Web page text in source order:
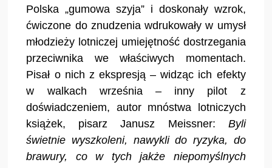
Polska „gumowa szyja” i doskonały wzrok,
ćwiczone do znudzenia wdrukowały w umysł
młodzieży lotniczej umiejętność dostrzegania
przeciwnika we właściwych momentach.
Pisał o nich z ekspresją – widząc ich efekty
w walkach września – inny pilot z
doświadczeniem, autor mnóstwa lotniczych
książek, pisarz Janusz Meissner: Byli
świetnie wyszkoleni, nawykli do ryzyka, do
brawury, co w tych jakże niepomyślnych